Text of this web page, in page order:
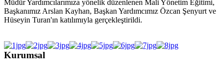
Müdür Yardımcılarımıza yönelik düzenlenen Mali Yönetim Eğitimi,
Başkanımız Arslan Kayhan, Başkan Yardımcımız Özcan Şenyurt ve
Hüseyin Turan'ın katılımıyla gerçekleştirildi.
Kurumsal